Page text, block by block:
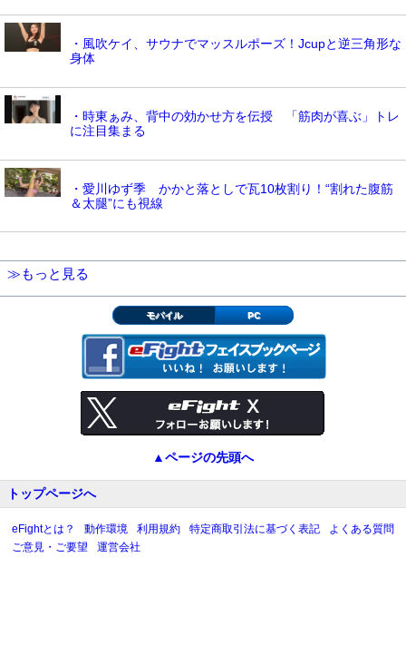
・風吹ケイ、サウナでマッスルポーズ！Jcupと逆三角形な
身体
・時東ぁみ、背中の効かせ方を伝授 「筋肉が喜ぶ」トレ
に注目集まる
・愛川ゆず季 かかと落としで瓦10枚割り！“割れた腹筋
＆太腿”にも視線
≫もっと見る
モバイル PC
▲ページの先頭へ
トップページへ
eFightとは？ 動作環境 利用規約 特定商取引法に基づく表記
よくある質問
ご意見・ご要望
運営会社